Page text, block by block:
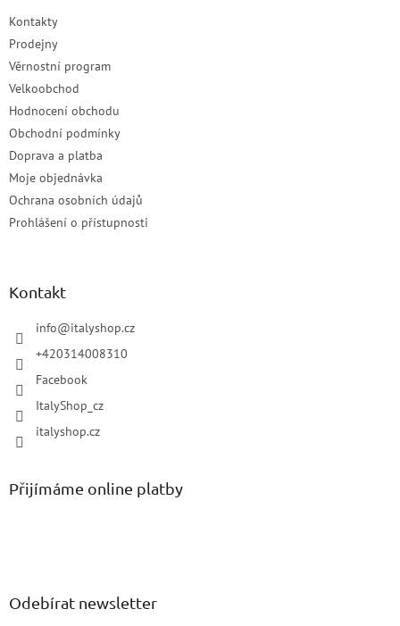
Kontakty
Prodejny
Věrnostní program
Velkoobchod
Hodnocení obchodu
Obchodní podmínky
Doprava a platba
Moje objednávka
Ochrana osobních údajů
Prohlášení o přístupnosti
Kontakt
info@italyshop.cz
+420314008310
Facebook
ItalyShop_cz
italyshop.cz
Přijímáme online platby
Odebírat newsletter